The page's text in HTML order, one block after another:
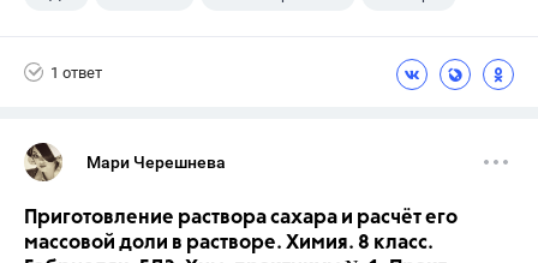
1 ответ
Мари Черешнева
Приготовление раствора сахара и расчёт его
массовой доли в растворе. Химия. 8 класс.